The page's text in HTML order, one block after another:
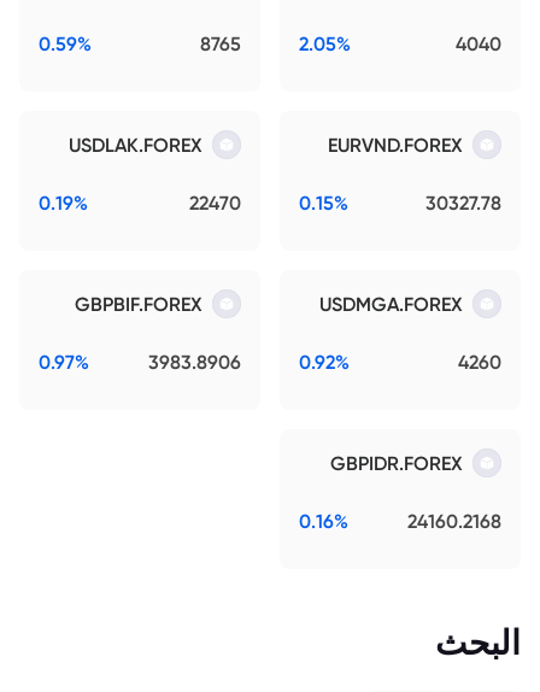
4040
2.05%
8765
0.59%
EURVND.FOREX
30327.78
0.15%
USDLAK.FOREX
22470
0.19%
USDMGA.FOREX
4260
0.92%
GBPBIF.FOREX
3983.8906
0.97%
GBPIDR.FOREX
24160.2168
0.16%
البحث